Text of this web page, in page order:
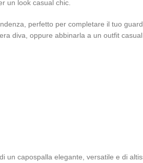
un look casual chic.
perfetto per completare il tuo
diva, oppure abbinarla a un outfit
un capospalla elegante, versatile e di